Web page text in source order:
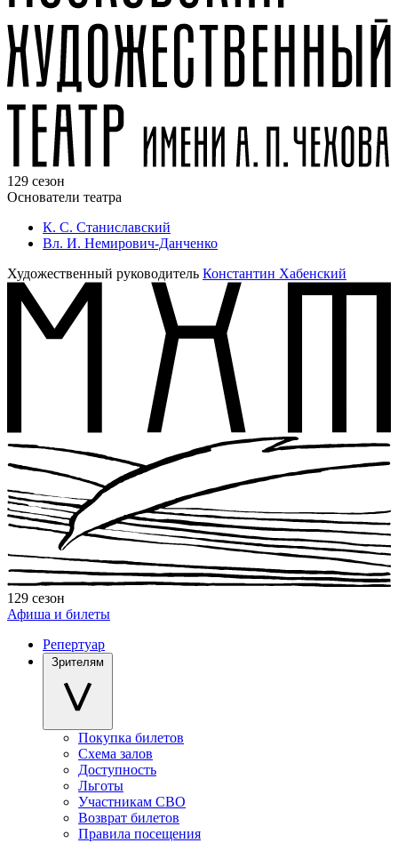
129 сезон
Основатели театра
К. С. Станиславский
Вл. И. Немирович-Данченко
Художественный руководитель Константин Хабенский
129 сезон
Афиша и билеты
Репертуар
Зрителям
Покупка билетов
Схема залов
Доступность
Льготы
Участникам СВО
Возврат билетов
Правила посещения